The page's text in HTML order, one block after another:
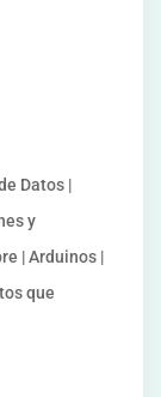
Datos |
y
| Arduinos |
que